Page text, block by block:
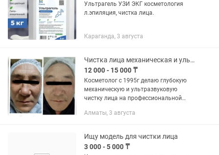
Ультрагель УЗИ ЭКГ косметология
л.эпиляция, чистка лица.
Караганда, 3 августа
Чистка лица механическая и ультразвуковая
12 000 - 15 000 ₸
Косметолог с 1995г делаю глубокую
механическую и ультразвуковую
чистку лица на профессиональной
очищение + все сезонный пилинг по
Алматы, 3 августа
Ищу модель для чистки лица
3 000 - 5 000 ₸